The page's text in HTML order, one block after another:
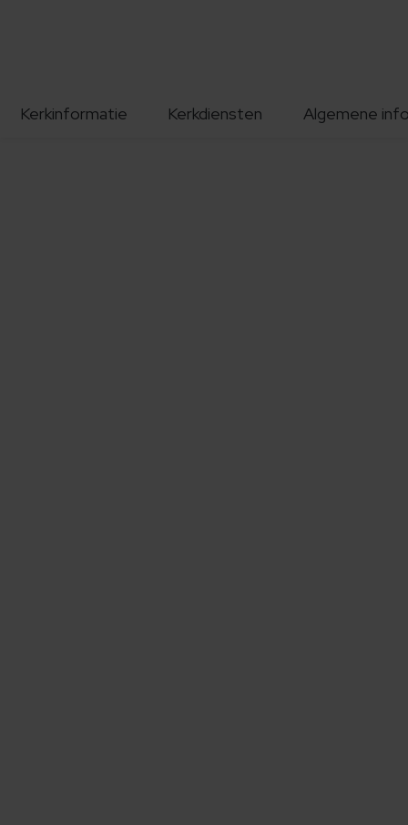
Kerkinformatie Kerkdiensten Algemene